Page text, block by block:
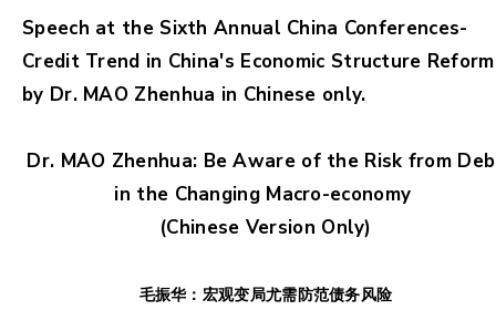
Speech at the Sixth Annual China Conferences-
Credit Trend in China's Economic Structure Reform
by Dr. MAO Zhenhua in Chinese only.
Dr. MAO Zhenhua: Be Aware of the Risk from
in the Changing Macro-economy
(Chinese Version Only)
毛振华：宏观变局尤需防范债务风险